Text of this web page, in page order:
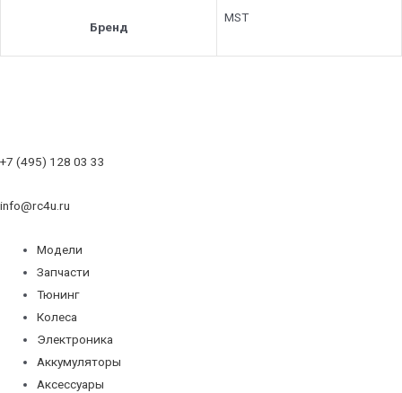
Бренд
MST
+7 (495) 128 03 33
info@rc4u.ru
Модели
Запчасти
Тюнинг
Колеса
Электроника
Аккумуляторы
Аксессуары